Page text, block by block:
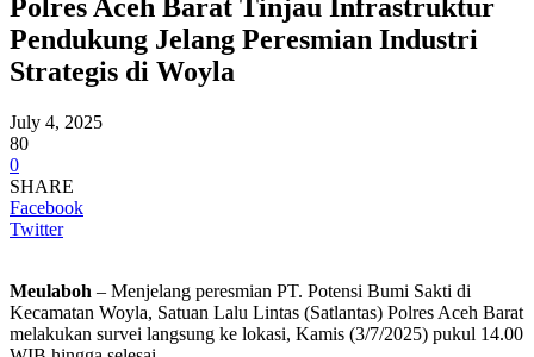
Polres Aceh Barat Tinjau Infrastruktur
Pendukung Jelang Peresmian Industri
Strategis di Woyla
July 4, 2025
80
0
SHARE
Facebook
Twitter
Meulaboh – Menjelang peresmian PT. Potensi Bumi Sakti di
Kecamatan Woyla, Satuan Lalu Lintas (Satlantas) Polres Aceh Barat
melakukan survei langsung ke lokasi, Kamis (3/7/2025) pukul 14.00